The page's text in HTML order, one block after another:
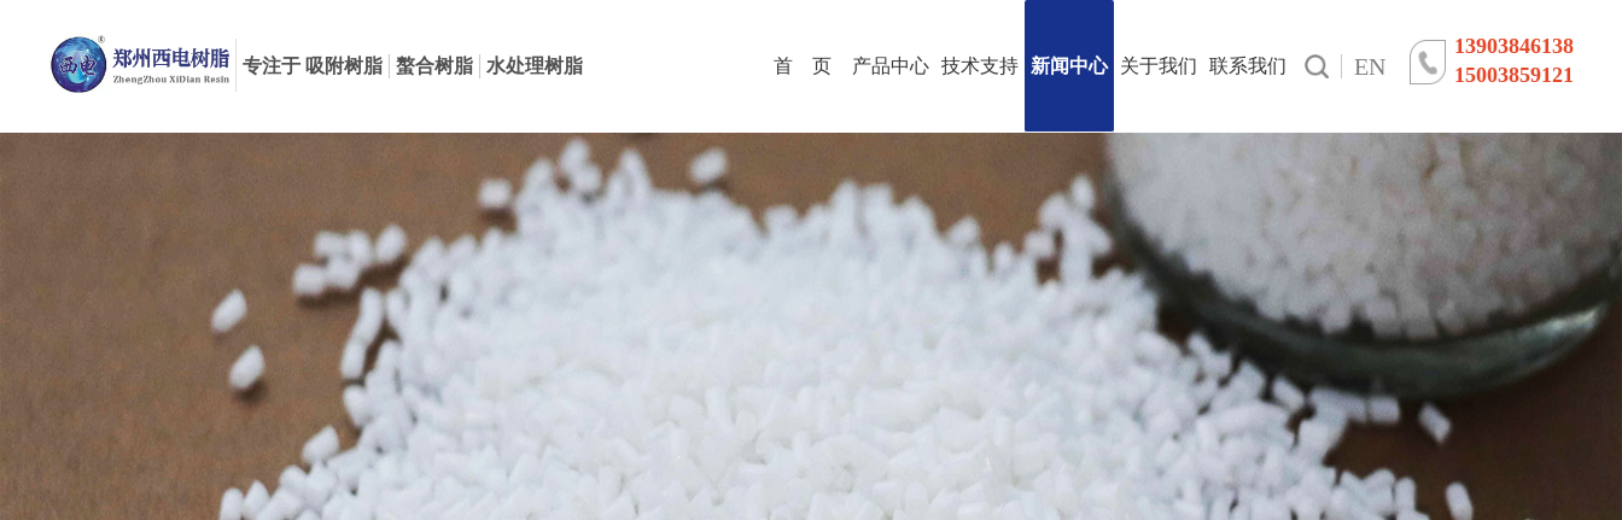
专注于 吸附树脂 螯合树脂 水处理树脂 首 页 产品中心 技术支持 新闻中心 关于我们 联系我们 EN
13903846138
15003859121